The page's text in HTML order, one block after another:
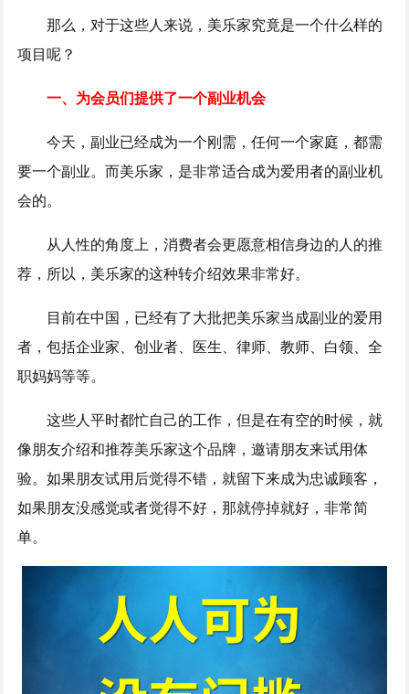
那么，对于这些人来说，美乐家究竟是一个什么样的
项目呢？
一、为会员们提供了一个副业机会
今天，副业已经成为一个刚需，任何一个家庭，都需
要一个副业。而美乐家，是非常适合成为爱用者的副业机
会的。
从人性的角度上，消费者会更愿意相信身边的人的推
荐，所以，美乐家的这种转介绍效果非常好。
目前在中国，已经有了大批把美乐家当成副业的爱用
者，包括企业家、创业者、医生、律师、教师、白领、全
职妈妈等等。
这些人平时都忙自己的工作，但是在有空的时候，就
像朋友介绍和推荐美乐家这个品牌，邀请朋友来试用体
验。如果朋友试用后觉得不错，就留下来成为忠诚顾客，
如果朋友没感觉或者觉得不好，那就停掉就好，非常简
单。